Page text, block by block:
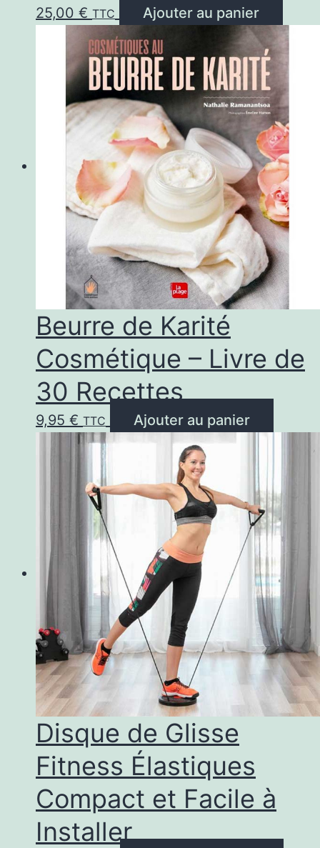
25,00 € TTC Ajouter au panier
Beurre de Karité
Cosmétique – Livre de
30 Recettes
9,95 € TTC Ajouter au panier
Disque de Glisse
Fitness Élastiques
Compact et Facile à
Installer